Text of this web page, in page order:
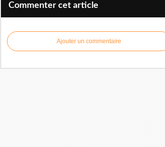
Commenter cet article
Ajouter un commentaire